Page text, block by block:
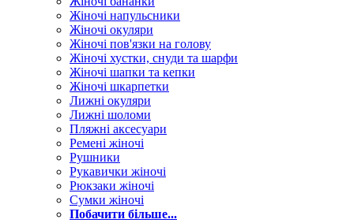
Жіночі напульсники
Жіночі окуляри
Жіночі пов'язки на голову
Жіночі хустки, снуди та шарфи
Жіночі шапки та кепки
Жіночі шкарпетки
Лижні окуляри
Лижні шоломи
Пляжні аксесуари
Ремені жіночі
Рушники
Рукавички жіночі
Рюкзаки жіночі
Сумки жіночі
Побачити більше...